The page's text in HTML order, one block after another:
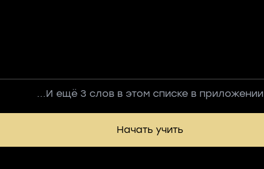
...И ещё 3 слов в этом списке в приложении
Начать учить